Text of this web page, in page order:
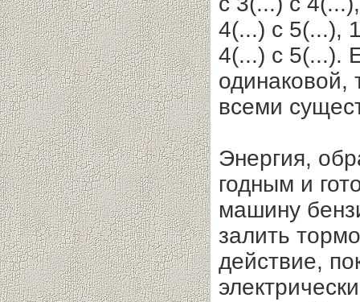
4(...) с 5(...),
4(...) с 5(...).
одинаковой,
всеми
Энергия,
годным и
машину
залить
действие,